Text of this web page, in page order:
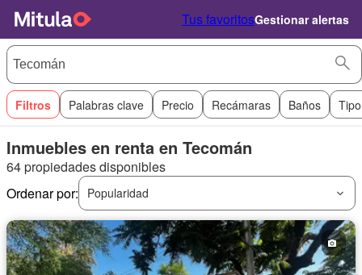
Tus favoritosGestionar alertas
Filtros Palabras clave Precio Recámaras Baños
Inmuebles en renta en Tecomán
64 propiedades disponibles
Ordenar por:
Popularidad